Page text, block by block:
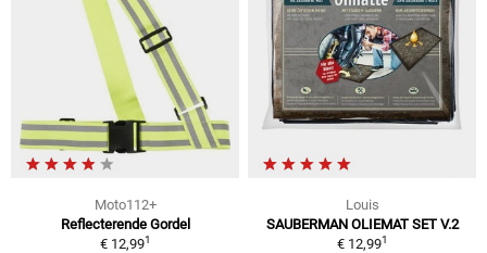
Moto112+
Reflecterende Gordel
€ 12,991
Louis
SAUBERMAN OLIEMAT SET V.2
€ 12,991